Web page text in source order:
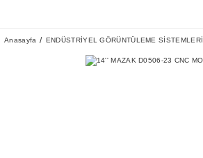
Anasayfa ENDÜSTRİYEL GÖRÜNTÜLEME SİSTEMLERİ